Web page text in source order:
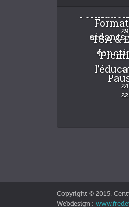
aidants
“TSA &
Copyright © 2015.
Webdesign :